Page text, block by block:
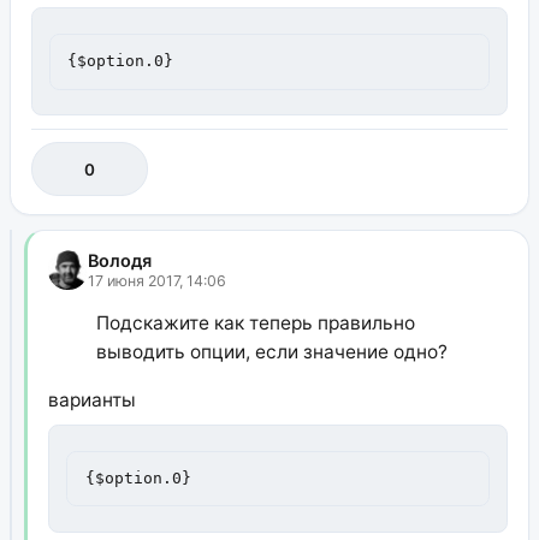
{$option.0}
0
Володя
17 июня 2017, 14:06
Подскажите как теперь правильно
выводить опции, если значение одно?
варианты
{$option.0}